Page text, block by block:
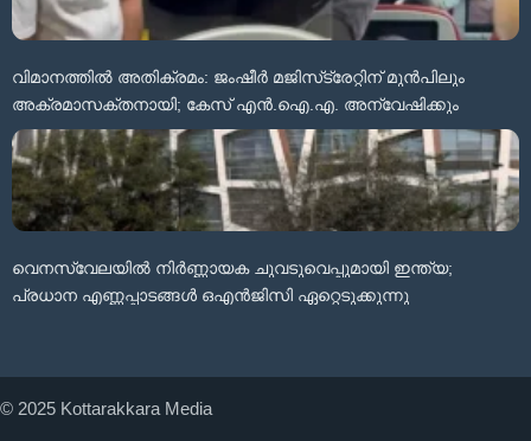
വിമാനത്തിൽ അതിക്രമം: ജംഷീർ മജിസ്‌ട്രേറ്റിന് മുൻപിലും
അക്രമാസക്തനായി; കേസ് എൻ.ഐ.എ. അന്വേഷിക്കും
വെനസ്വേലയിൽ നിർണ്ണായക ചുവടുവെപ്പുമായി ഇന്ത്യ;
പ്രധാന എണ്ണപ്പാടങ്ങൾ ഒഎൻജിസി ഏറ്റെടുക്കുന്നു
© 2025 Kottarakkara Media